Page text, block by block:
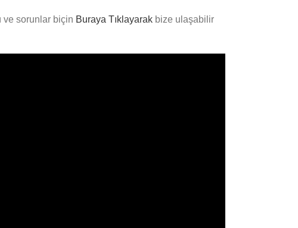
ve sorunlar biçin Buraya Tıklayarak bize ulaşabilir